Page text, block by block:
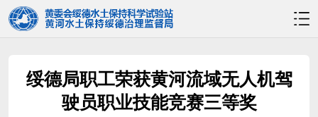
绥德局职工荣获黄河流域无人机驾
驶员职业技能竞赛三等奖